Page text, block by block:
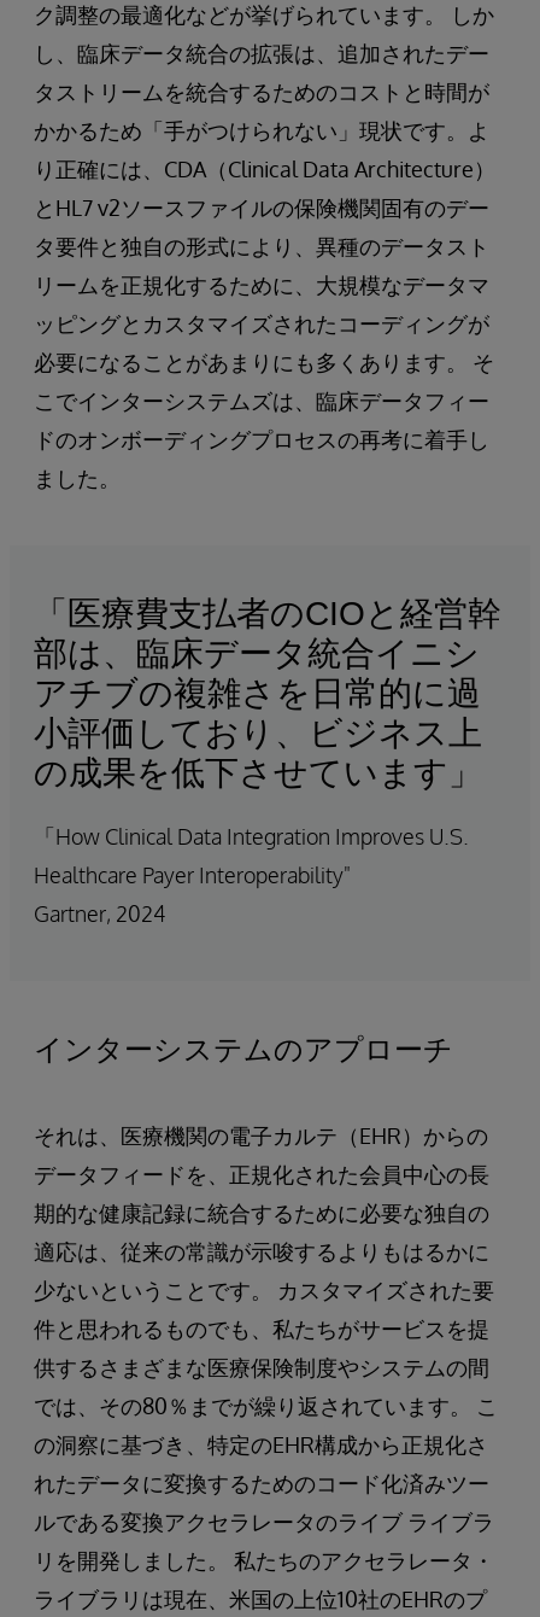
ク調整の最適化などが挙げられています。 しか
し、臨床データ統合の拡張は、追加されたデー
タストリームを統合するためのコストと時間が
かかるため「手がつけられない」現状です。よ
り正確には、CDA（Clinical Data Architecture）
とHL7 v2ソースファイルの保険機関固有のデー
タ要件と独自の形式により、異種のデータスト
リームを正規化するために、大規模なデータマ
ッピングとカスタマイズされたコーディングが
必要になることがあまりにも多くあります。 そ
こでインターシステムズは、臨床データフィー
ドのオンボーディングプロセスの再考に着手し
ました。
「医療費支払者のCIOと経営幹
部は、臨床データ統合イニシ
アチブの複雑さを日常的に過
小評価しており、ビジネス上
の成果を低下させています」
「How Clinical Data Integration Improves U.S.
Healthcare Payer Interoperability"
Gartner, 2024
インターシステムのアプローチ
それは、医療機関の電子カルテ（EHR）からの
データフィードを、正規化された会員中心の長
期的な健康記録に統合するために必要な独自の
適応は、従来の常識が示唆するよりもはるかに
少ないということです。 カスタマイズされた要
件と思われるものでも、私たちがサービスを提
供するさまざまな医療保険制度やシステムの間
では、その80％までが繰り返されています。 こ
の洞察に基づき、特定のEHR構成から正規化さ
れたデータに変換するためのコード化済みツー
ルである変換アクセラレータのライブ ライブラ
リを開発しました。 私たちのアクセラレータ・
ライブラリは現在、米国の上位10社のEHRのプ